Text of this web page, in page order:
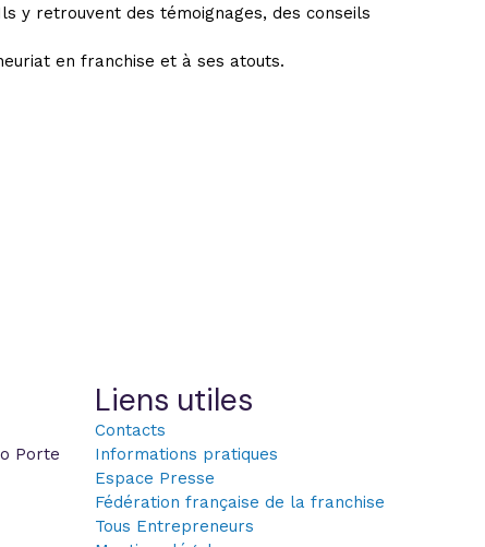
y retrouvent des témoignages, des conseils
en franchise et à ses atouts.
Porte
Liens utiles
Contacts
Informations pratiques
Espace Presse
Fédération française de la franchise
Tous Entrepreneurs